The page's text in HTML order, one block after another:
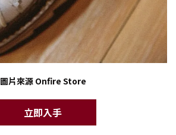
圖片來源 Onfire Store
立即入手